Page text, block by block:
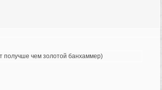
получше чем золотой банхаммер)